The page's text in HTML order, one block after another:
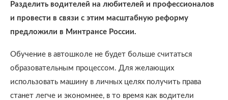
Разделить водителей на любителей и профессионалов
и провести в связи с этим масштабную реформу
предложили в Минтрансе России.
Обучение в автошколе не будет больше считаться
образовательным процессом. Для желающих
использовать машину в личных целях получить права
станет легче и экономнее, в то время как водители